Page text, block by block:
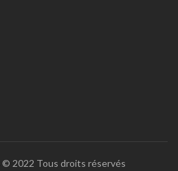
© 2022 Tous droits réservés